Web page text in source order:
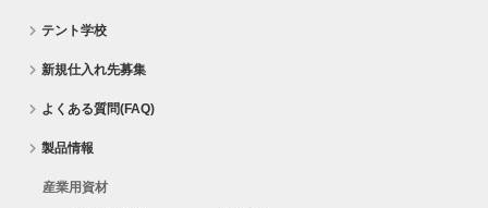
テント学校
新規仕入れ先募集
よくある質問(FAQ)
製品情報
産業用資材